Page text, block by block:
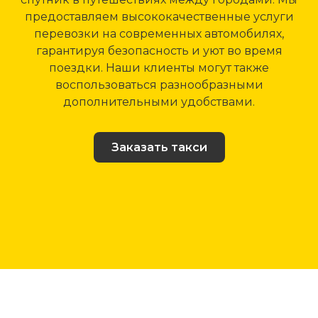
предоставляем высококачественные услуги
перевозки на современных автомобилях,
гарантируя безопасность и уют во время
поездки. Наши клиенты могут также
воспользоваться разнообразными
дополнительными удобствами.
Заказать такси